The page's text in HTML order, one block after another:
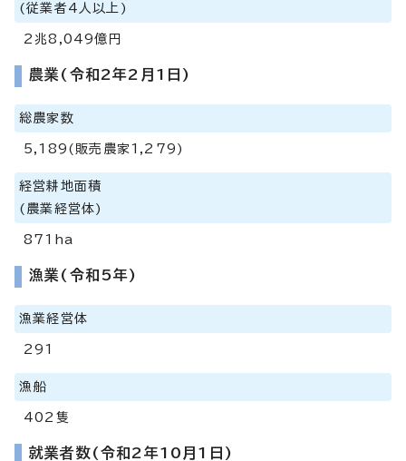
(従業者4人以上)
2兆8,049億円
農業(令和2年2月1日)
総農家数
5,189(販売農家1,279)
経営耕地面積
(農業経営体)
871ha
漁業(令和5年)
漁業経営体
291
漁船
402隻
就業者数(令和2年10月1日)